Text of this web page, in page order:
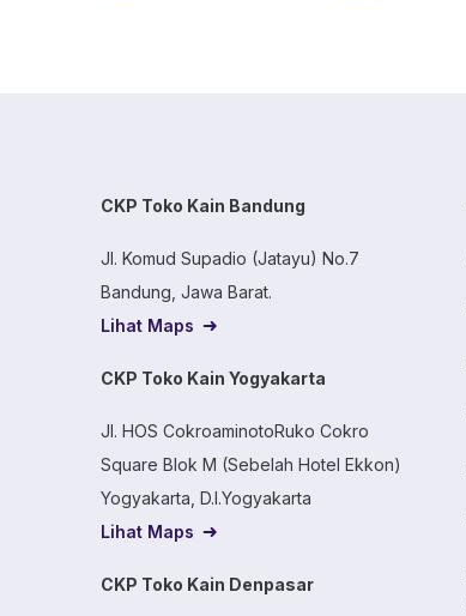
CKP Toko Kain Bandung
Jl. Komud Supadio (Jatayu) No.7
Bandung, Jawa Barat.
Lihat Maps
CKP Toko Kain Yogyakarta
Jl. HOS CokroaminotoRuko Cokro
Square Blok M (Sebelah Hotel Ekkon)
Yogyakarta, D.I.Yogyakarta
Lihat Maps
CKP Toko Kain Denpasar